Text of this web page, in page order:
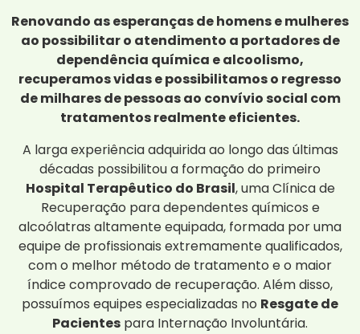
Renovando as esperanças de homens e mulheres
ao possibilitar o atendimento a portadores de
dependência química e alcoolismo,
recuperamos vidas e possibilitamos o regresso
de milhares de pessoas ao convívio social com
tratamentos realmente eficientes.
A larga experiência adquirida ao longo das últimas
décadas possibilitou a formação do primeiro
Hospital Terapêutico do Brasil, uma Clínica de
Recuperação para dependentes químicos e
alcoólatras altamente equipada, formada por uma
equipe de profissionais extremamente qualificados,
com o melhor método de tratamento e o maior
índice comprovado de recuperação. Além disso,
possuímos equipes especializadas no Resgate de
Pacientes para Internação Involuntária.